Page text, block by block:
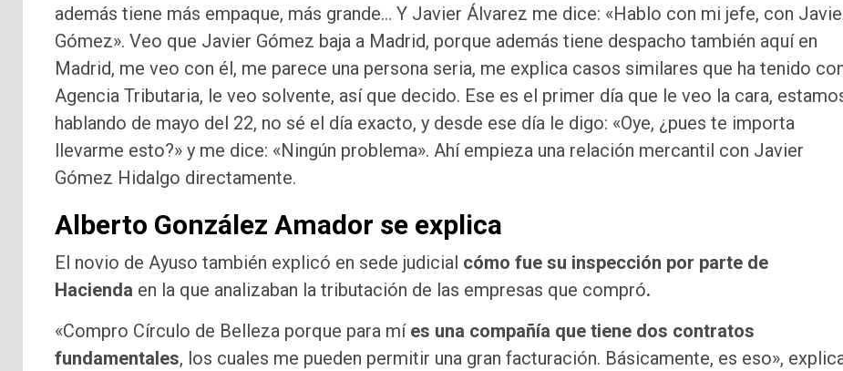
además tiene más empaque, más grande… Y Javier Álvarez me dice: «Hablo con mi jefe, con
Gómez». Veo que Javier Gómez baja a Madrid, porque además tiene despacho también aquí en
Madrid, me veo con él, me parece una persona seria, me explica casos similares que ha tenido
Agencia Tributaria, le veo solvente, así que decido. Ese es el primer día que le veo la cara,
hablando de mayo del 22, no sé el día exacto, y desde ese día le digo: «Oye, ¿pues te importa
llevarme esto?» y me dice: «Ningún problema». Ahí empieza una relación mercantil con Javier
Gómez Hidalgo directamente.
Alberto González Amador se explica
El novio de Ayuso también explicó en sede judicial cómo fue su inspección por parte de
Hacienda en la que analizaban la tributación de las empresas que compró.
«Compro Círculo de Belleza porque para mí es una compañía que tiene dos contratos
fundamentales, los cuales me pueden permitir una gran facturación. Básicamente, es eso»,